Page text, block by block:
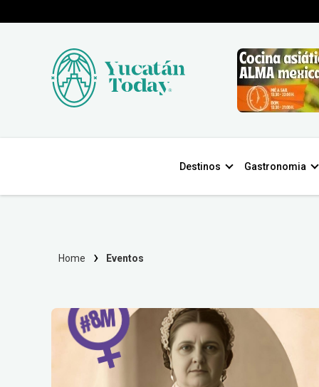
Destinos Gastronomia
Home Eventos